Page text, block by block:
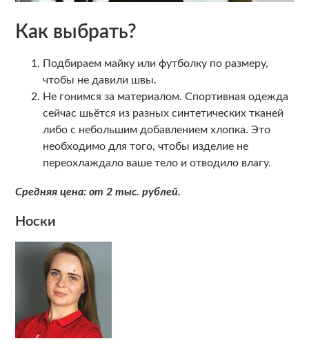
Как выбрать?
Подбираем майку или футболку по размеру,
чтобы не давили швы.
Не гонимся за материалом. Спортивная одежда
сейчас шьётся из разных синтетических тканей
либо с небольшим добавлением хлопка. Это
необходимо для того, чтобы изделие не
переохлаждало ваше тело и отводило влагу.
Средняя цена: от 2 тыс. рублей.
Носки